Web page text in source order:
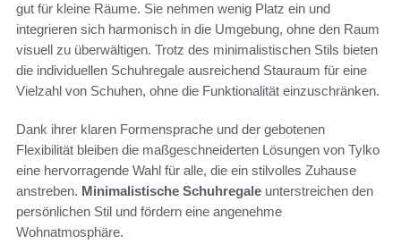
gut für kleine Räume. Sie nehmen wenig Platz ein und
integrieren sich harmonisch in die Umgebung, ohne den Raum
visuell zu überwältigen. Trotz des minimalistischen Stils bieten
die individuellen Schuhregale ausreichend Stauraum für eine
Vielzahl von Schuhen, ohne die Funktionalität einzuschränken.
Dank ihrer klaren Formensprache und der gebotenen
Flexibilität bleiben die maßgeschneiderten Lösungen von Tylko
eine hervorragende Wahl für alle, die ein stilvolles Zuhause
anstreben. Minimalistische Schuhregale unterstreichen den
persönlichen Stil und fördern eine angenehme
Wohnatmosphäre.